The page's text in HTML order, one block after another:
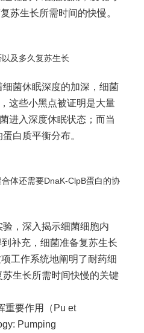
苏生长所需时间的快慢。
及多久复苏生长
菌休眠深度的加深，细菌
这些小黑点被证明是大量
进入深度休眠状态；而当
白质平衡分布。
体还需要DnaK-ClpB蛋白的协
，深入揭示细菌细胞内
补充，细菌准备复苏生长
工作系统地阐明了耐药细
生长所需时间快慢的关键
要作用（Pu et
Pumping